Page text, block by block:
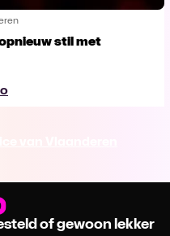
stil met
of gewoon lekker